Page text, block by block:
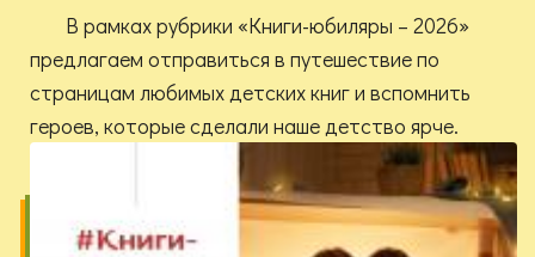
В рамках рубрики «Книги-юбиляры – 2026»
предлагаем отправиться в путешествие по
страницам любимых детских книг и вспомнить
героев, которые сделали наше детство ярче.